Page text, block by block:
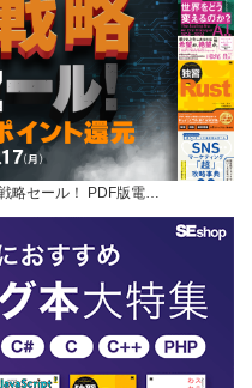
略セール！ PDF版電…